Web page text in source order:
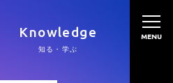
Knowledge
知る・学ぶ
MENU